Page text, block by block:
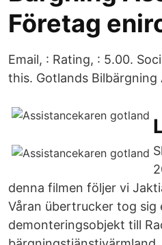
Företag
Email, : Rating, : 5.00.
this. Gotlands Bilbärgning
denna filmen följer vi
Våran übertrucker tog
demonteringsobjekt till